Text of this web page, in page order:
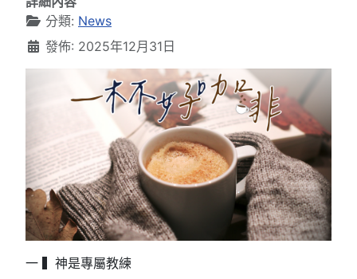
分類: News
發佈: 2025年12月31日
一 ▍神是專屬教練